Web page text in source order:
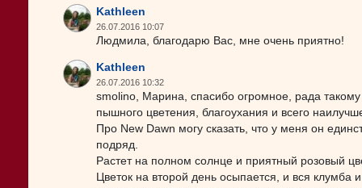
Kathleen
26.07.2016 10:07
Людмила, благодарю Вас, мне очень приятно!
Kathleen
26.07.2016 10:32
smolino, Марина, спасибо огромное, рада
пышного цветения, благоухания и всего
Про New Dawn могу сказать, что у меня он
подряд.
Растет на полном солнце и приятный розовый
Цветок на второй день осыпается, и вся